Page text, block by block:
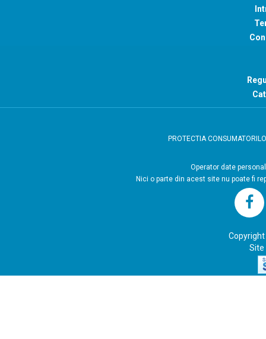
PROTECTIA
Nici o parte din acest site nu poate fi
Copyright